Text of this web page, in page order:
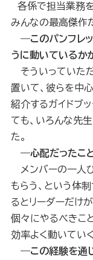
各係で担当業務を
みんなの最高傑作
―このパンフレッ
うに動いているか
そういっていた
置いて、彼らを中
紹介するガイドブ
ても、いろんな先
た。
―心配だったこと
メンバーの一人
もらう、という体
るとリーダーだけ
個々にやるべきこ
効率よく動いてい
―この経験を通じ